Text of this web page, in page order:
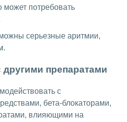
может потребовать
серьезные аритмии,
препаратами
с
бета-блокаторами,
влияющими на